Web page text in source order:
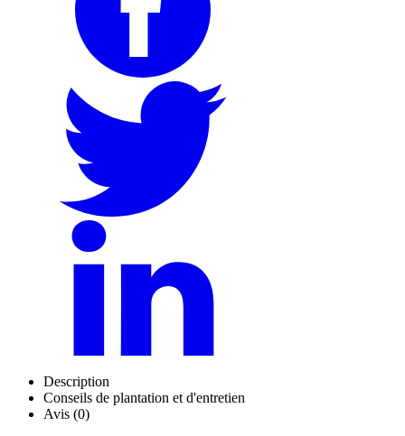
Description
Conseils de plantation et d'entretien
Avis (0)